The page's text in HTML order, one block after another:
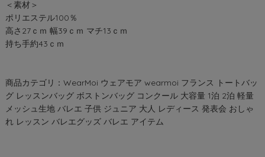
＜素材＞
ポリエステル100％
高さ27ｃｍ 幅39ｃｍ マチ13ｃｍ
持ち手約43ｃｍ
商品カテゴリ：WearMoi ウェアモア wearmoi フランス トートバッ
グ レッスンバッグ ボストンバッグ コンクール 大容量 1泊 2泊 軽量
メッシュ生地 バレエ 子供 ジュニア 大人 レディース 発表会 おしゃ
れ レッスン バレエグッズ バレエ アイテム